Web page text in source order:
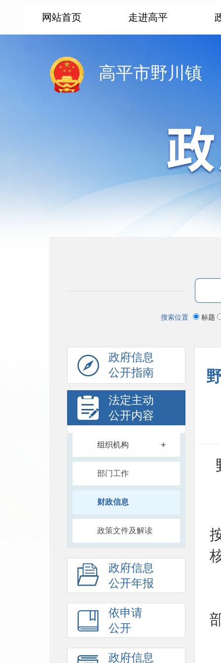
网站首页 走进高平
高平市野川镇
搜索位置 标题
政府信息
公开指南
法定主动
公开内容
组织机构 +
部门工作
财政信息
政策文件及解读
政府信息
公开年报
依申请
公开
政府信息